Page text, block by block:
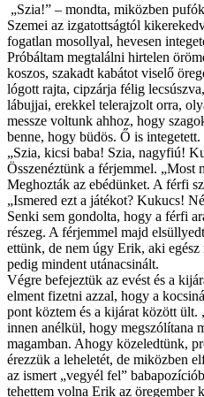
„Szia!” – mondta, miközben
Szemei az izgatottságtól
fogatlan mosollyal, hevesen
Próbáltam megtalálni hirtelen
koszos, szakadt kabátot viselő
lógott rajta, cipzárja félig
lábujjai, erekkel telerajzolt orra,
messze voltunk ahhoz, hogy
benne, hogy büdös. Ő is integetett.
„Szia, kicsi baba! Szia, nagyfiú!
Összenéztünk a férjemmel. „Most
Meghozták az ebédünket. A férfi
„Ismered ezt a játékot? Kukucs!
Senki sem gondolta, hogy a férfi
részeg. A férjemmel majd
ettünk, de nem úgy Erik, aki
pedig mindent utánacsinált.
Végre befejeztük az evést és a
elment fizetni azzal, hogy a
pont köztem és a kijárat között ült.
innen anélkül, hogy megszólítana
magamban. Ahogy közeledtünk,
érezzük a leheletét, de miközben
az ismert „vegyél fel”
tehettem volna Erik az öregember